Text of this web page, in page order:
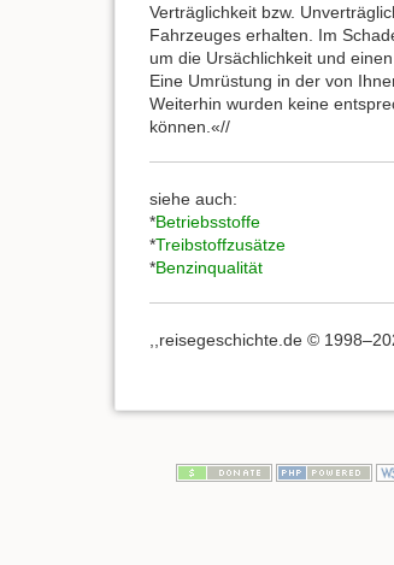
Verträglichkeit bzw.
Fahrzeuges erhalten. Im
um die Ursächlichkeit und
Eine Umrüstung in der von
Weiterhin wurden keine
können.«//
siehe auch:
*Betriebsstoffe
*Treibstoffzusätze
*Benzinqualität
,,reisegeschichte.de ©